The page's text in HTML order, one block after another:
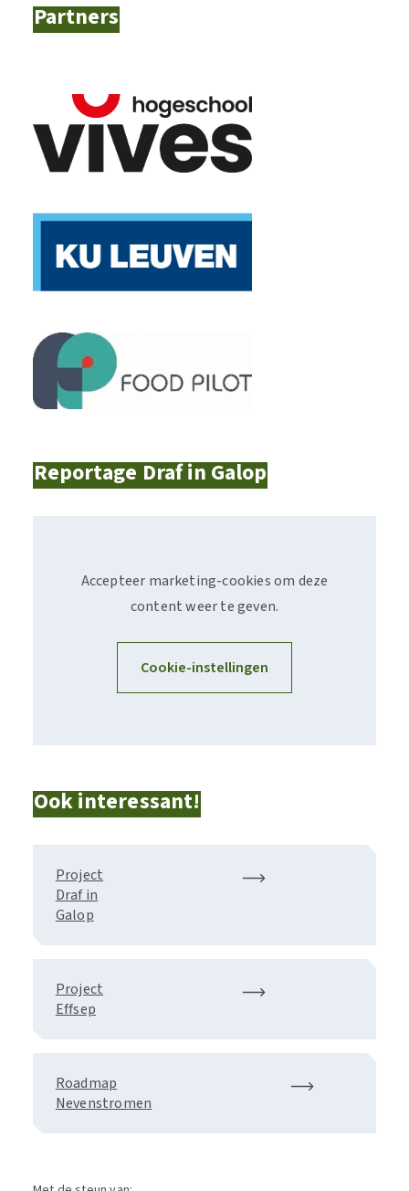
Partners
Reportage Draf in Galop
Accepteer marketing-cookies om deze
content weer te geven.
Cookie-instellingen
Ook interessant!
Project
Draf in
Galop
Project
Effsep
Roadmap
Nevenstromen